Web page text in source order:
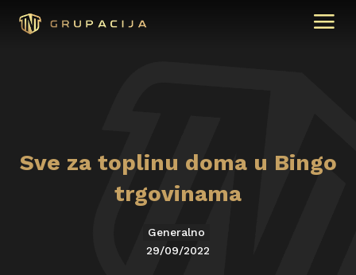
Sve za toplinu doma u Bingo
trgovinama
Generalno
29/09/2022